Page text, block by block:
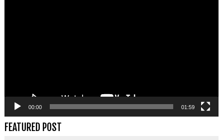
00:00 01:59
FEATURED POST